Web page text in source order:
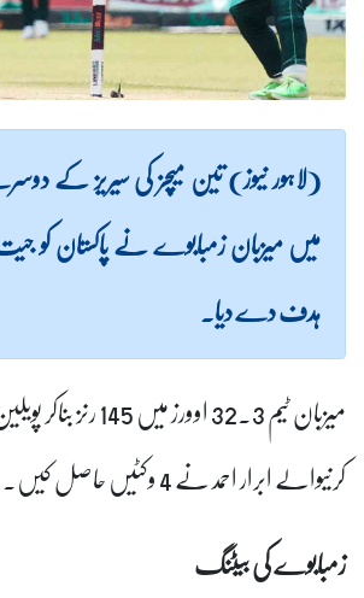
(لاہور نیوز) تین میچز کی سیریز کے
ہدف دے دیا۔
میزبان ٹیم 32.3 اوورز
کرنیوالے ابرار احمد نے 4 وکٹیں حاصل کیں۔
زمبابوے کی بیٹنگ